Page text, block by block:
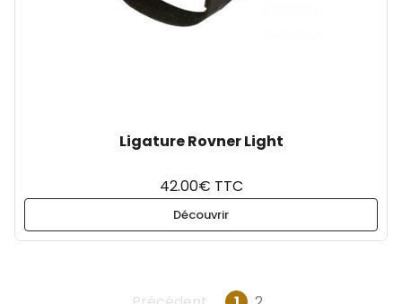
Ligature Rovner Light
42.00€ TTC
Découvrir